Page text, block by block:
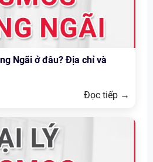
Ngãi ở đâu? Địa chỉ và
Đọc tiếp →